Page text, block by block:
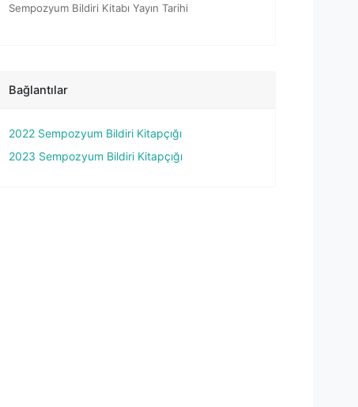
Sempozyum Bildiri Kitabı Yayın Tarihi
Bağlantılar
2022 Sempozyum Bildiri Kitapçığı
2023 Sempozyum Bildiri Kitapçığı